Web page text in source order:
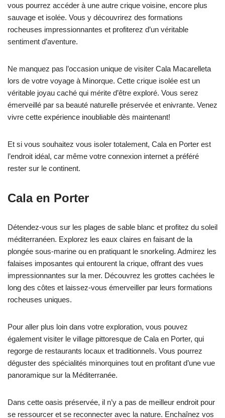
vous pourrez accéder à une autre crique voisine, encore plus
sauvage et isolée. Vous y découvrirez des formations
rocheuses impressionnantes et profiterez d’un véritable
sentiment d’aventure.
Ne manquez pas l’occasion unique de visiter Cala Macarelleta
lors de votre voyage à Minorque. Cette crique isolée est un
véritable joyau caché qui mérite d’être exploré. Vous serez
émerveillé par sa beauté naturelle préservée et enivrante. Venez
vivre cette expérience inoubliable dès maintenant!
Et si vous souhaitez vous isoler totalement, Cala en Porter est
l’endroit idéal, car même votre connexion internet a préféré
rester sur le continent.
Cala en Porter
Détendez-vous sur les plages de sable blanc et profitez du soleil
méditerranéen. Explorez les eaux claires en faisant de la
plongée sous-marine ou en pratiquant le snorkeling. Admirez les
falaises imposantes qui entourent la crique, offrant des vues
impressionnantes sur la mer. Découvrez les grottes cachées le
long des côtes et laissez-vous émerveiller par leurs formations
rocheuses uniques.
Pour aller plus loin dans votre exploration, vous pouvez
également visiter le village pittoresque de Cala en Porter, qui
regorge de restaurants locaux et traditionnels. Vous pourrez
déguster des spécialités minorquines tout en profitant d’une vue
panoramique sur la Méditerranée.
Dans cette oasis préservée, il n’y a pas de meilleur endroit pour
se ressourcer et se reconnecter avec la nature. Enchaînez vos